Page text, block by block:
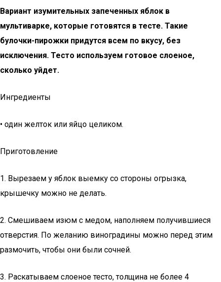
Вариант изумительных запеченных яблок в
мультиварке, которые готовятся в тесте. Такие
булочки-пирожки придутся всем по вкусу, без
исключения. Тесто используем готовое слоеное,
сколько уйдет.
Ингредиенты
• один желток или яйцо целиком.
Приготовление
1. Вырезаем у яблок выемку со стороны огрызка,
крышечку можно не делать.
2. Смешиваем изюм с медом, наполняем получившиеся
отверстия. По желанию виноградины можно перед этим
размочить, чтобы они были сочней.
3. Раскатываем слоеное тесто, толщина не более 4